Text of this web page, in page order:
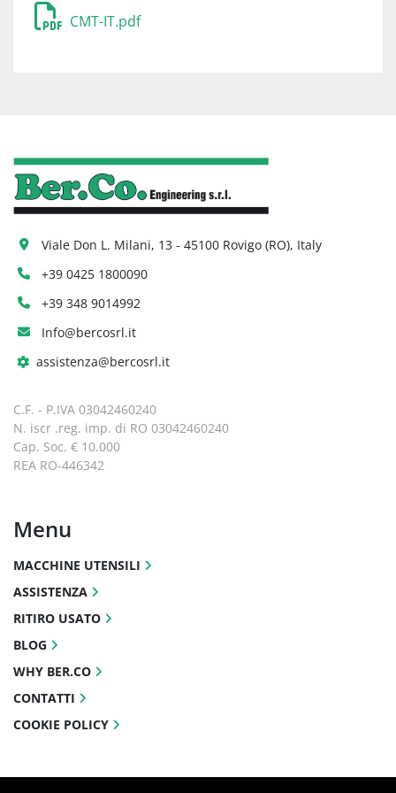
visualizzatore di quote a tre assi, con
sommatore algebrico e memorie, rappresenta
CMT-IT.pdf
Viale Don L. Milani, 13 - 45100 Rovigo (RO), Italy
+39 0425 1800090
+39 348 9014992
Info@bercosrl.it
assistenza@bercosrl.it
C.F. - P.IVA 03042460240
N. iscr .reg. imp. di RO 03042460240
Cap. Soc. € 10.000
REA RO-446342
Menu
MACCHINE UTENSILI
ASSISTENZA
RITIRO USATO
BLOG
WHY BER.CO
CONTATTI
COOKIE POLICY